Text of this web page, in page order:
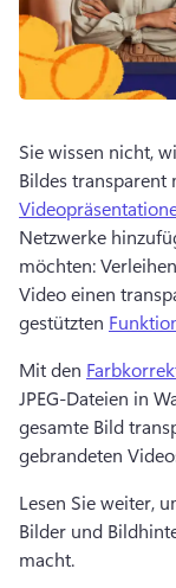
Sie wissen nicht,
Bildes transparent
Netzwerke
möchten:
Video einen
gestützten
Mit den
JPEG-Dateien in
gesamte Bild
gebrandeten
Lesen Sie weiter,
Bilder und
macht.